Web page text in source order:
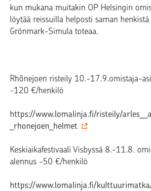
kun mukana muitakin OP Helsingin
löytää reissuilla helposti saman henkistä
Grönmark-Simula toteaa.
Rhônejoen risteily 10.-17.9.omistaja-
-120 €/henkilö
https://www.lomalinja.fi/risteily/
_rhonejoen_helmet
Keskiaikafestivaali Visbyssä 8.-11.8.
alennus -50 €/henkilö
https://www.lomalinja.fi/